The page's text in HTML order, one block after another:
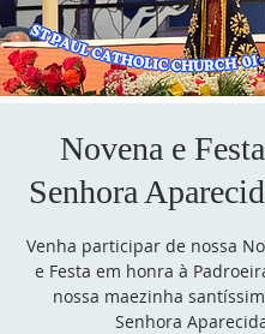
Novena e
Senhora
Venha participar de nossa
e Festa em honra à
nossa maezinha
Senhora